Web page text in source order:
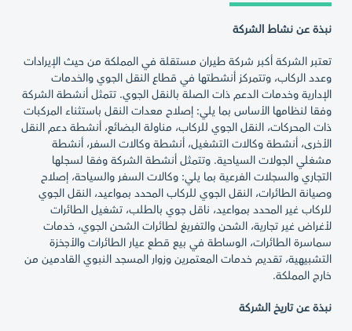
نبذة عن نشاط الشركة
تعتبر الشركة أكبر شركة طيران مستقلة في المملكة من حيث الإيرادات
وعدد الركاب، وتتمركز أنشطتها في قطاع النقل الجوي والخدمات
الإدارية وخدمات الدعم ذات الصلة بالنقل الجوي. تتمثل أنشطة الشركة
وفقا لنظامها الأساس بما يلي: إصلاح معدات النقل باستثناء المركبات
ذات المحركات، النقل الجوي للركاب، مناولة البضائع، أنشطة دعم النقل
الأخرى، أنشطة وكالات التشغيل، أنشطة وكالات السفر، أنشطة
مشغلي الجولات السياحية. وتتمثل أنشطة الشركة وفقا لسجلها
التجاري والسجلات الفرعية بما يلي: وكالات السفر والسياحة، إصلاح
وصيانة الطائرات، النقل الجوي للركاب المحدد بمواعيد، النقل الجوي
للركاب غير المحدد بمواعيد، ناقل جوي بالطلب، تشغيل الطائرات
لأغراض غير تجارية، الشحن والتفريغ لطائرات الشحن الجوي، خدمات
سماسرة الطائرات، الوساطة في بيع قطع عيار الطائرات والأجخزة
التشبيهية، تقديم خدمات المعتمرين وزوار المسجد النبوي القادمين من
خارج المملكة.
نبذة عن تاريخ الشركة